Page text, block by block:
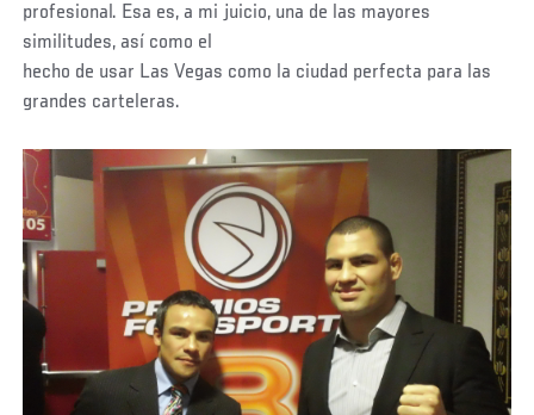
profesional. Esa es, a mi juicio, una de las mayores
similitudes, así como el
hecho de usar Las Vegas como la ciudad perfecta para las
grandes carteleras.